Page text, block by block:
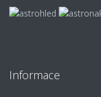
Informace